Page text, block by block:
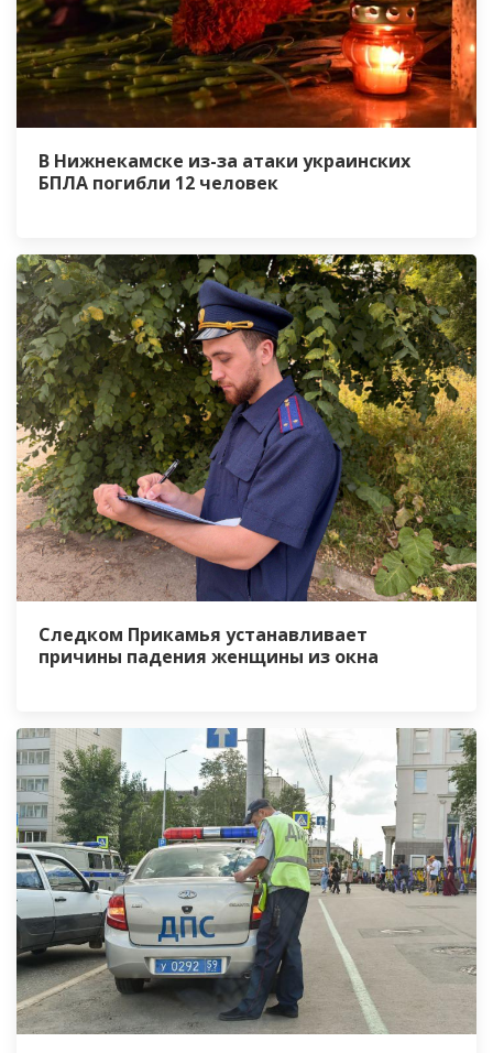
В Нижнекамске из-за атаки украинских
БПЛА погибли 12 человек
Следком Прикамья устанавливает
причины падения женщины из окна